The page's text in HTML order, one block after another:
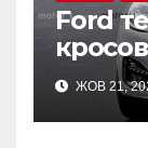
Ford
ЖОВ 21,